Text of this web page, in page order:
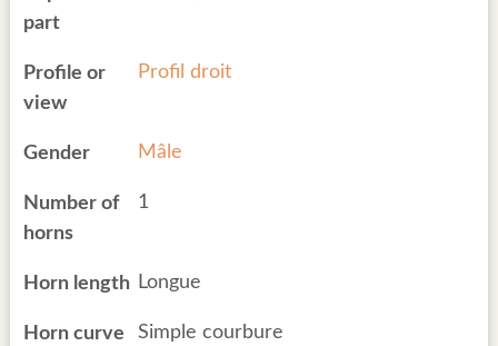
part
Profile or
view
Profil droit
Gender Mâle
Number of
horns
1
Horn length Longue
Horn curve Simple courbure